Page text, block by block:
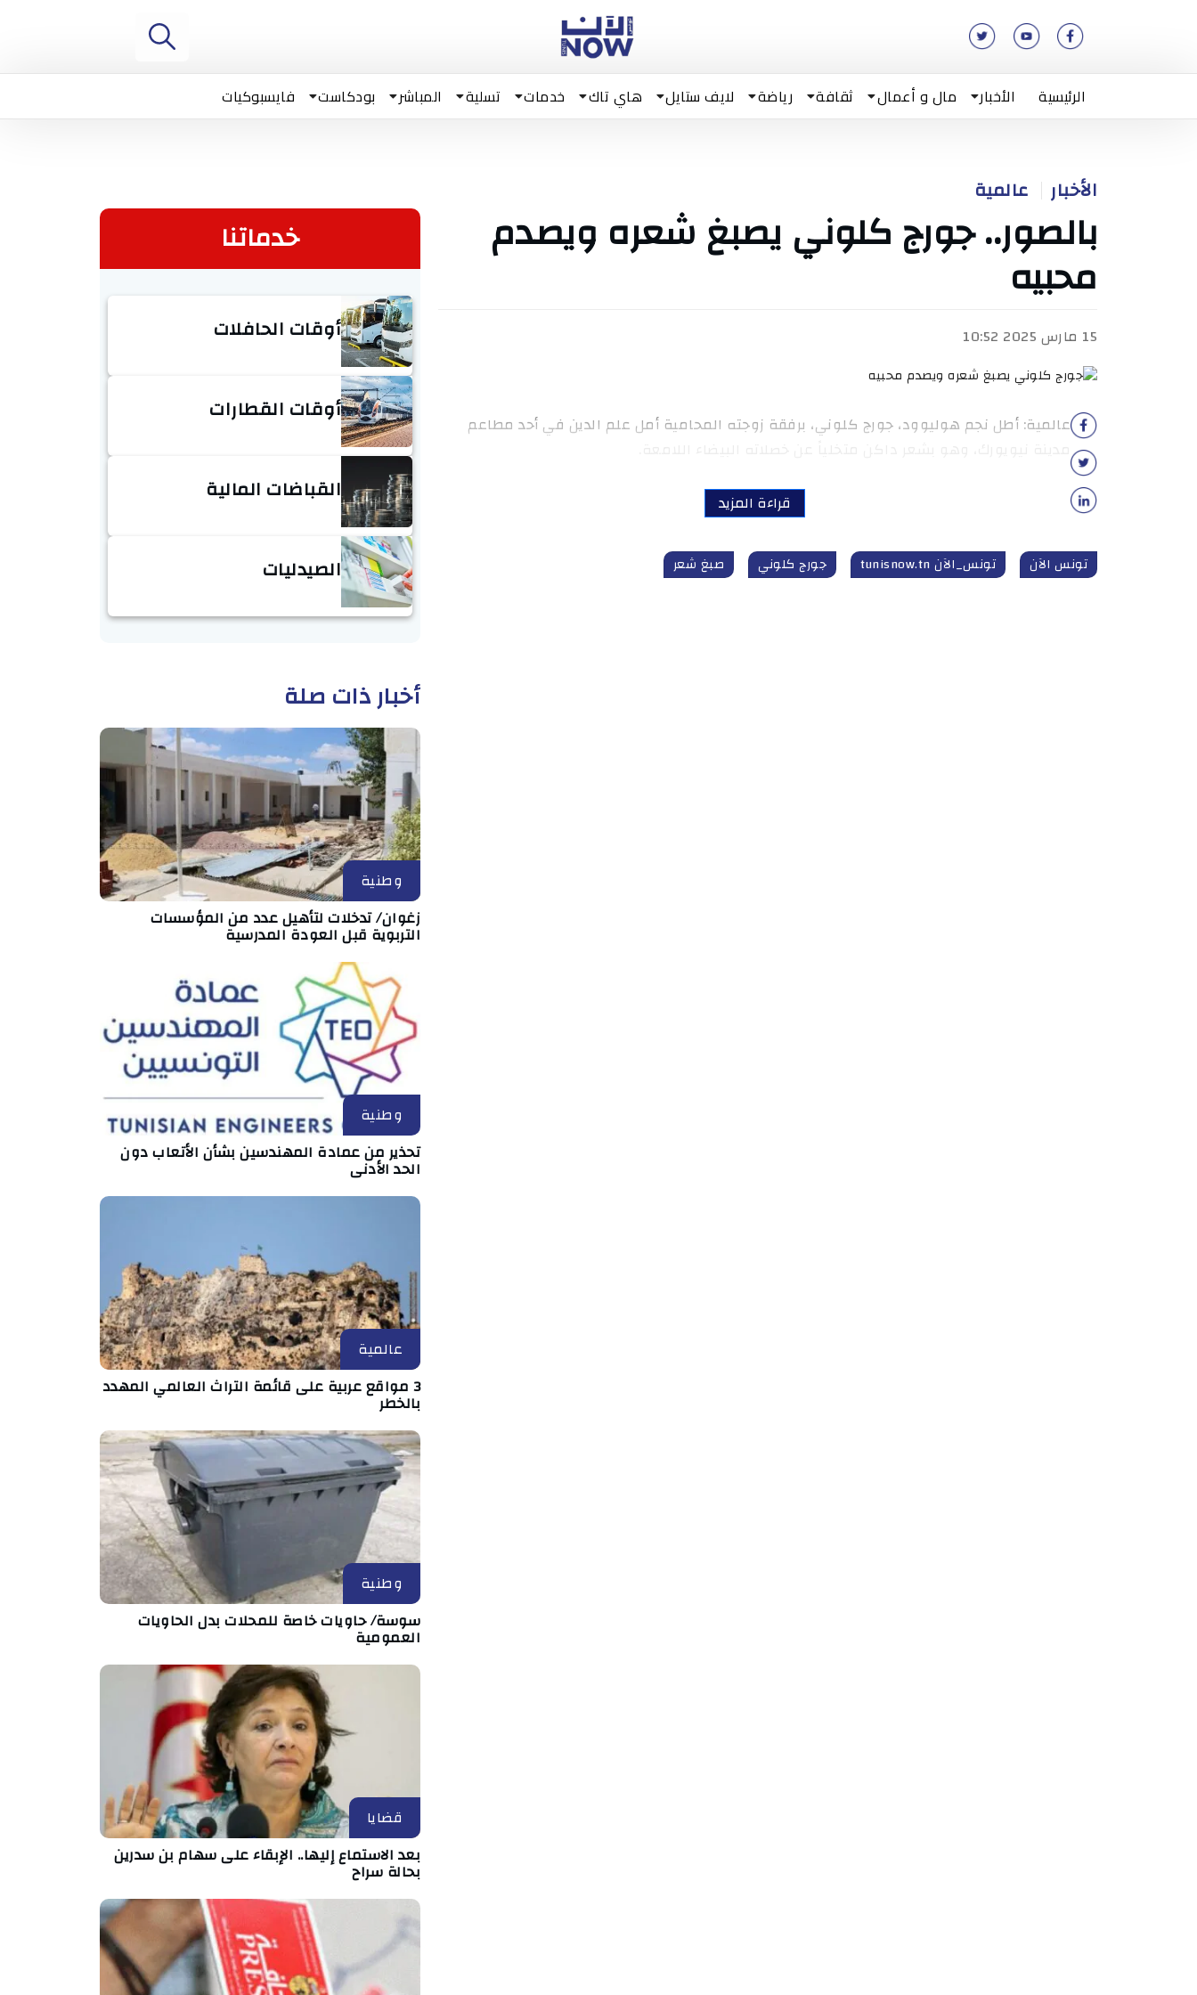
الرئيسية الأخبار مال و أعمال ثقافة رياضة لايف ستايل هاي تاك خدمات تسلية المباشر بودكاست فايسبوكيات
الأخبار عالمية
بالصور.. جورج كلوني يصبغ شعره ويصدم
محبيه
15 مارس 2025 10:52
عالمية: أطل نجم هوليوود، جورج كلوني، برفقة زوجته المحامية أمل علم الدين في أحد مطاعم
قراءة المزيد
تونس الآن تونس_الآن tunisnow.tn جورج كلوني صبغ شعر
خدماتنا
أوقات الحافلات
أوقات القطارات
القباضات المالية
الصيدليات
أخبار ذات صلة
وطنية
زغوان/ تدخلات لتأهيل عدد من المؤسسات
التربوية قبل العودة المدرسية
وطنية
تحذير من عمادة المهندسين بشأن الأتعاب دون
الحد الأدنى
عالمية
3 مواقع عربية على قائمة التراث العالمي المهدد
بالخطر
وطنية
سوسة/ حاويات خاصة للمحلات بدل الحاويات
العمومية
قضايا
بعد الاستماع إليها.. الإبقاء على سهام بن سدرين
بحالة سراح